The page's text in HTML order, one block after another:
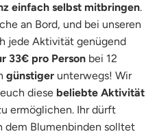
einfach selbst mitbringen.
an Bord, und bei unseren
jede Aktivität genügend
33€ pro Person bei 12
günstiger unterwegs! Wir
diese beliebte Aktivität
ermöglichen. Ihr dürft
dem Blumenbinden solltet